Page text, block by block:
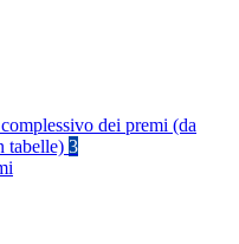
dei premi (da
tabelle) 3